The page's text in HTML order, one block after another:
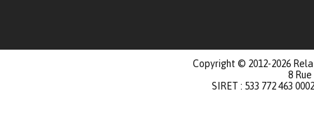
Copyright © 2012-2026
8
SIRET : 533 772 463